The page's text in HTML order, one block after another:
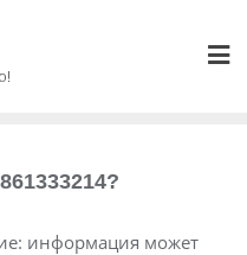
информация может